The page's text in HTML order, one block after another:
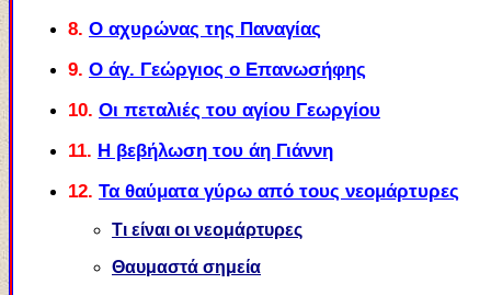
8. Ο αχυρώνας της Παναγίας
9. Ο άγ. Γεώργιος ο Επανωσήφης
10. Οι πεταλιές του αγίου Γεωργίου
11. Η βεβήλωση του άη Γιάννη
12. Τα θαύματα γύρω από τους νεομάρτυρες
Τι είναι οι νεομάρτυρες
Θαυμαστά σημεία